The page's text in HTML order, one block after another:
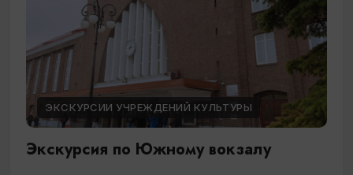
ЭКСКУРСИИ УЧРЕЖДЕНИЙ КУЛЬТУРЫ
Экскурсия по Южному вокзалу